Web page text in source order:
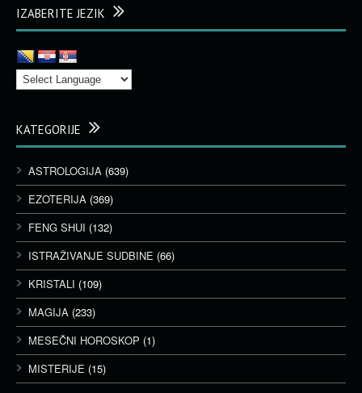
IZABERITE JEZIK
KATEGORIJE
ASTROLOGIJA (639)
EZOTERIJA (369)
FENG SHUI (132)
ISTRAŽIVANJE SUDBINE (66)
KRISTALI (109)
MAGIJA (233)
MESEČNI HOROSKOP (1)
MISTERIJE (15)